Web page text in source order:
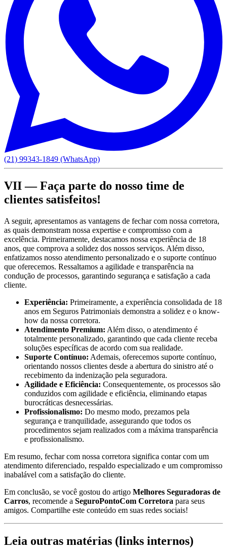
(21) 99343-1849 (WhatsApp)
VII — Faça parte do nosso time de
clientes satisfeitos!
A seguir, apresentamos as vantagens de fechar com nossa corretora,
as quais demonstram nossa expertise e compromisso com a
excelência. Primeiramente, destacamos nossa experiência de 18
anos, que comprova a solidez dos nossos serviços. Além disso,
enfatizamos nosso atendimento personalizado e o suporte contínuo
que oferecemos. Ressaltamos a agilidade e transparência na
condução de processos, garantindo segurança e satisfação a cada
cliente.
Experiência: Primeiramente, a experiência consolidada de 18
anos em Seguros Patrimoniais demonstra a solidez e o know-
how da nossa corretora.
Atendimento Premium: Além disso, o atendimento é
totalmente personalizado, garantindo que cada cliente receba
soluções específicas de acordo com sua realidade.
Suporte Contínuo: Ademais, oferecemos suporte contínuo,
orientando nossos clientes desde a abertura do sinistro até o
recebimento da indenização pela seguradora.
Agilidade e Eficiência: Consequentemente, os processos são
conduzidos com agilidade e eficiência, eliminando etapas
burocráticas desnecessárias.
Profissionalismo: Do mesmo modo, prezamos pela
segurança e tranquilidade, assegurando que todos os
procedimentos sejam realizados com a máxima transparência
e profissionalismo.
Em resumo, fechar com nossa corretora significa contar com um
atendimento diferenciado, respaldo especializado e um compromisso
inabalável com a satisfação do cliente.
Em conclusão, se você gostou do artigo Melhores Seguradoras de
Carros, recomende a SeguroPontoCom Corretora para seus
amigos. Compartilhe este conteúdo em suas redes sociais!
Leia outras matérias (links internos)